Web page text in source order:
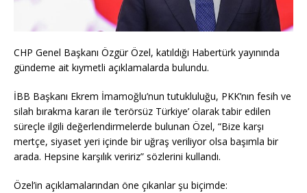
CHP Genel Başkanı Özgür Özel, katıldığı Habertürk yayınında
gündeme ait kıymetli açıklamalarda bulundu.
İBB Başkanı Ekrem İmamoğlu’nun tutukluluğu, PKK’nın fesih ve
silah bırakma kararı ile ‘terörsüz Türkiye’ olarak tabir edilen
süreçle ilgili değerlendirmelerde bulunan Özel, “Bize karşı
mertçe, siyaset yeri içinde bir uğraş veriliyor olsa başımla bir
arada. Hepsine karşılık veririz” sözlerini kullandı.
Özel’in açıklamalarından öne çıkanlar şu biçimde: